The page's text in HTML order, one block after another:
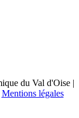
du Val d'Oise |
Mentions légales